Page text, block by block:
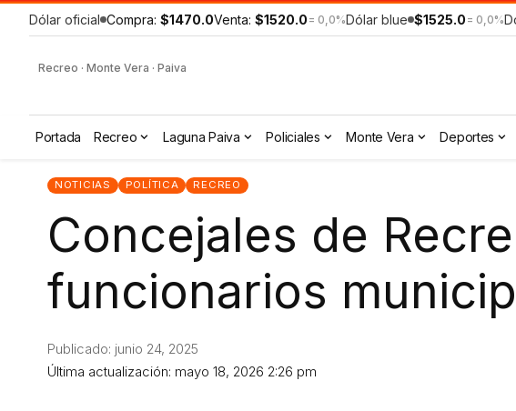
Dólar oficial Compra: $1470.0Venta: $1520.0 = 0,0%Dólar blue $1525.0 = 0,0%
Recreo · Monte Vera · Paiva
Portada Recreo Laguna Paiva Policiales Monte Vera Deportes
NOTICIAS POLÍTICA RECREO
Concejales de
funcionarios
Última actualización: mayo 18, 2026 2:26 pm
Publicado: junio 24, 2025